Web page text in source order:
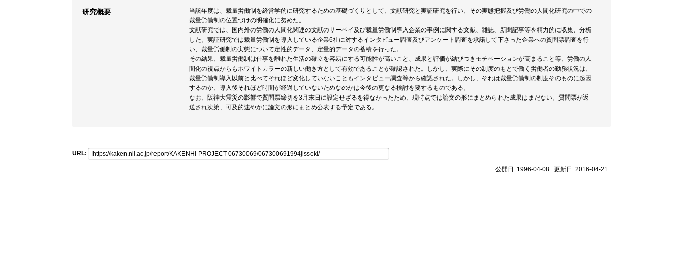
研究概要
当該年度は、裁量労働制を経営学的に研究するための基礎づくりとして、文献研究と実証研究を行い、その実態把握及び労働の人間化研究の中での
裁量労働制の位置づけの明確化に努めた。
文献研究では、国内外の労働の人間化関連の文献のサーベイ及び裁量労働制導入企業の事例に関する文献、雑誌、新聞記事等を精力的に収集、分析
した。実証研究では裁量労働制を導入している企業6社に対するインタビュー調査及びアンケート調査を承諾して下さった企業への質問票調査を行
い、裁量労働制の実態について定性的データ、定量的データの蓄積を行った。
その結果、裁量労働制は仕事を離れた生活の確立を容易にする可能性が高いこと、成果と評価が結びつきモチベーションが高まること等、労働の人
間化の視点からもホワイトカラーの新しい働き方として有効であることが確認された。しかし、実際にその制度のもとで働く労働者の勤務状況は、
裁量労働制導入以前と比べてそれほど変化していないこともインタビュー調査等から確認された。しかし、それは裁量労働制の制度そのものに起因
するのか、導入後それほど時間が経過していないためなのかは今後の更なる検討を要するものである。
なお、阪神大震災の影響で質問票締切を3月末日に設定せざるを得なかったため、現時点では論文の形にまとめられた成果はまだない。質問票が返
送され次第、可及的速やかに論文の形にまとめ公表する予定である。
URL:
公開日: 1996-04-08 更新日: 2016-04-21